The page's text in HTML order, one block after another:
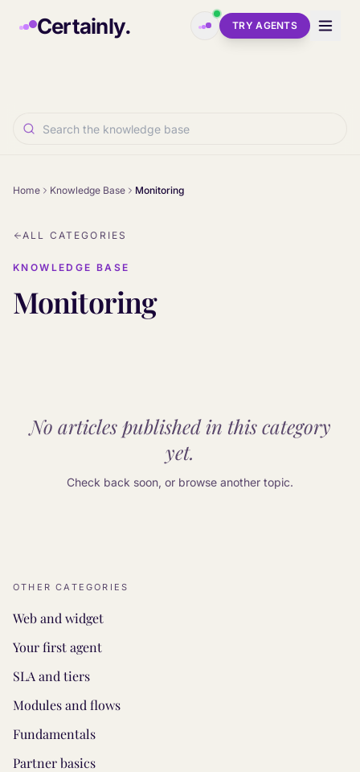
Certainly. TRY AGENTS
Home Knowledge Base Monitoring
ALL CATEGORIES
KNOWLEDGE BASE
Monitoring
No articles published in this category
yet.
Check back soon, or browse another topic.
OTHER CATEGORIES
Web and widget
Your first agent
SLA and tiers
Modules and flows
Fundamentals
Partner basics